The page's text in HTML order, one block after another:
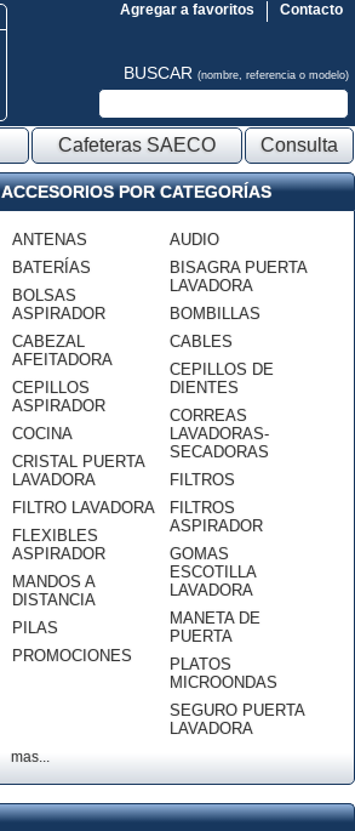
Contacto
Agregar a favoritos
BUSCAR (nombre, referencia o modelo)
Cafeteras SAECO Consulta
ACCESORIOS POR CATEGORÍAS
ANTENAS
BATERÍAS
BOLSAS
ASPIRADOR
CABEZAL
AFEITADORA
CEPILLOS
ASPIRADOR
COCINA
CRISTAL PUERTA
LAVADORA
FILTRO LAVADORA
FLEXIBLES
ASPIRADOR
MANDOS A
DISTANCIA
PILAS
PROMOCIONES
AUDIO
BISAGRA PUERTA
LAVADORA
BOMBILLAS
CABLES
CEPILLOS DE
DIENTES
CORREAS
LAVADORAS-
SECADORAS
FILTROS
FILTROS
ASPIRADOR
GOMAS
ESCOTILLA
LAVADORA
MANETA DE
PUERTA
PLATOS
MICROONDAS
SEGURO PUERTA
LAVADORA
mas...